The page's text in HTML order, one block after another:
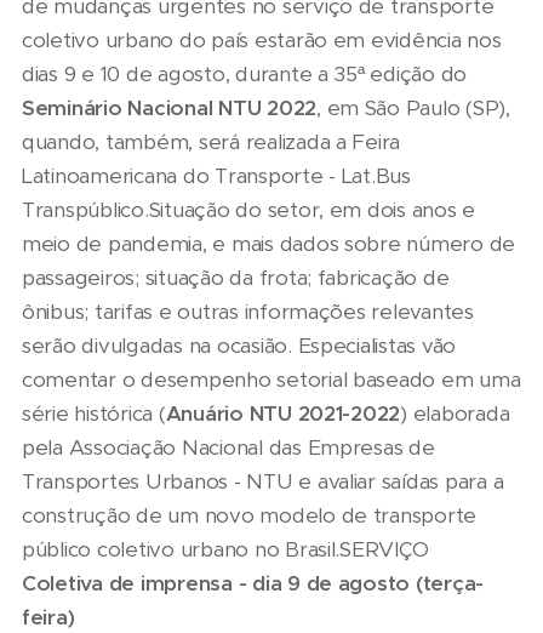
de mudanças urgentes no serviço de transporte
coletivo urbano do país estarão em evidência nos
dias 9 e 10 de agosto, durante a 35ª edição do
Seminário Nacional NTU 2022, em São Paulo (SP),
quando, também, será realizada a Feira
Latinoamericana do Transporte - Lat.Bus
Transpúblico.Situação do setor, em dois anos e
meio de pandemia, e mais dados sobre número de
passageiros; situação da frota; fabricação de
ônibus; tarifas e outras informações relevantes
serão divulgadas na ocasião. Especialistas vão
comentar o desempenho setorial baseado em uma
série histórica (Anuário NTU 2021-2022) elaborada
pela Associação Nacional das Empresas de
Transportes Urbanos - NTU e avaliar saídas para a
construção de um novo modelo de transporte
público coletivo urbano no Brasil.SERVIÇO
Coletiva de imprensa - dia 9 de agosto (terça-
feira)